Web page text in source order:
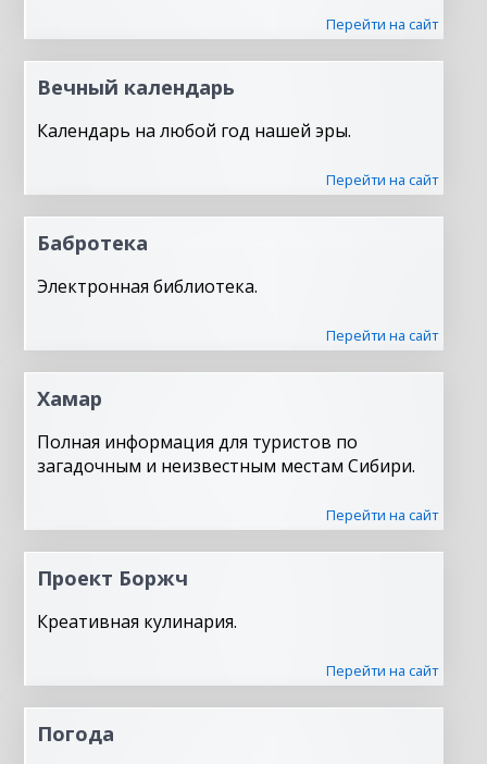
Перейти на сайт
Вечный календарь
Календарь на любой год нашей эры.
Перейти на сайт
Бабротека
Электронная библиотека.
Перейти на сайт
Хамар
Полная информация для туристов по
загадочным и неизвестным местам Сибири.
Перейти на сайт
Проект Боржч
Креативная кулинария.
Перейти на сайт
Погода